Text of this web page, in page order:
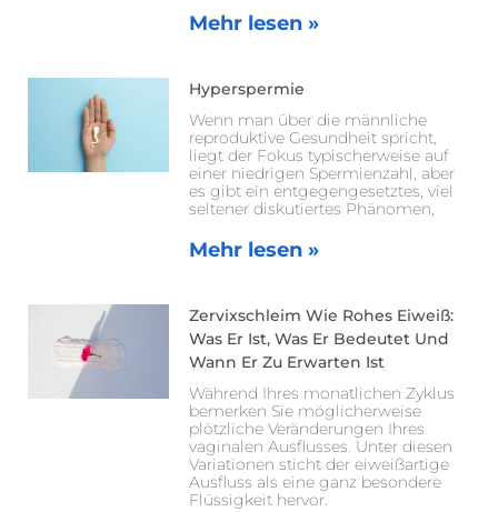
Mehr lesen »
Hyperspermie
Wenn man über die männliche
reproduktive Gesundheit spricht,
liegt der Fokus typischerweise auf
einer niedrigen Spermienzahl, aber
es gibt ein entgegengesetztes, viel
seltener diskutiertes Phänomen,
Mehr lesen »
Zervixschleim Wie Rohes Eiweiß:
Was Er Ist, Was Er Bedeutet Und
Wann Er Zu Erwarten Ist
Während Ihres monatlichen Zyklus
bemerken Sie möglicherweise
plötzliche Veränderungen Ihres
vaginalen Ausflusses. Unter diesen
Variationen sticht der eiweißartige
Ausfluss als eine ganz besondere
Flüssigkeit hervor.